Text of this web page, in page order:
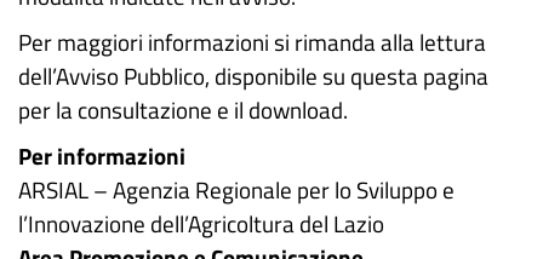
Per maggiori informazioni si rimanda alla lettura
dell’Avviso Pubblico, disponibile su questa pagina
per la consultazione e il download.
Per informazioni
ARSIAL – Agenzia Regionale per lo Sviluppo e
l’Innovazione dell’Agricoltura del Lazio